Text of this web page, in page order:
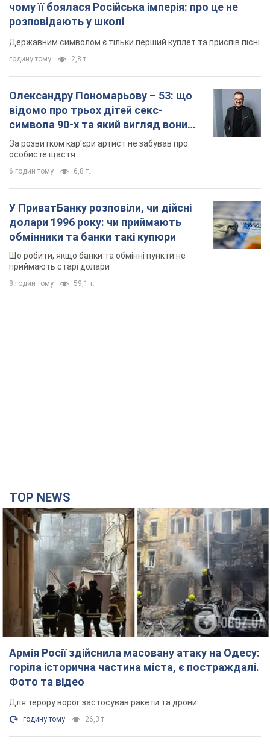
чому її боялася Російська імперія: про це не
розповідають у школі
Державним символом є тільки перший куплет та приспів пісні
годину тому 2,8 т.
Олександру Пономарьову – 53: що
відомо про трьох дітей секс-
символа 90-х та який вигляд вони
мають
За розвитком кар'єри артист не забував про
особисте щастя
6 годин тому 6,8 т.
У ПриватБанку розповіли, чи дійсні
долари 1996 року: чи приймають
обмінники та банки такі купюри
Що робити, якщо банки та обмінні пункти не
приймають старі долари
8 годин тому 59,1 т.
TOP NEWS
Армія Росії здійснила масовану атаку на Одесу:
горіла історична частина міста, є постраждалі.
Фото та відео
Для терору ворог застосував ракети та дрони
годину тому 26,3 т.